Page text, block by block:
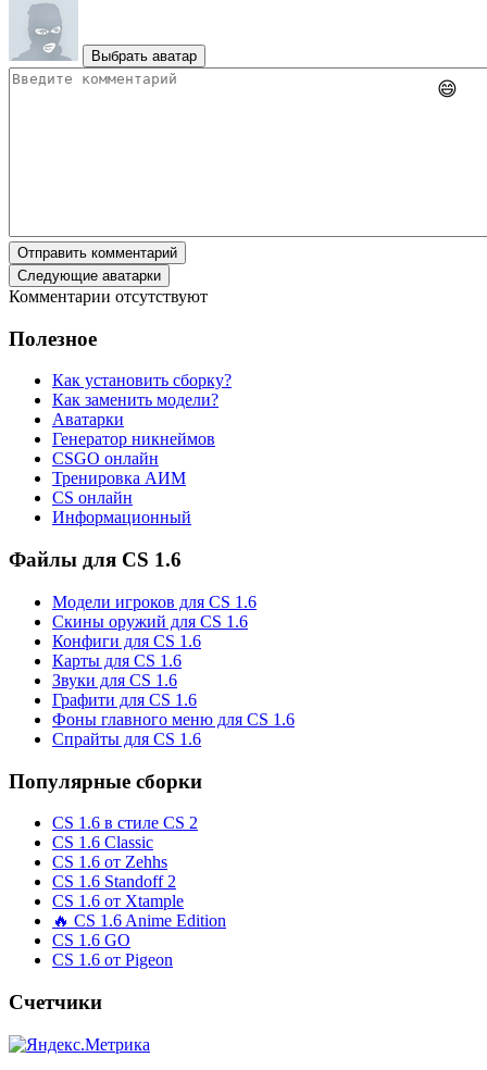
Выбрать аватар
😄
Отправить комментарий
Следующие аватарки
Комментарии отсутствуют
Полезное
Как установить сборку?
Как заменить модели?
Аватарки
Генератор никнеймов
CSGO онлайн
Тренировка АИМ
CS онлайн
Информационный
Файлы для CS 1.6
Модели игроков для CS 1.6
Скины оружий для CS 1.6
Конфиги для CS 1.6
Карты для CS 1.6
Звуки для CS 1.6
Графити для CS 1.6
Фоны главного меню для CS 1.6
Спрайты для CS 1.6
Популярные сборки
CS 1.6 в стиле CS 2
CS 1.6 Classic
CS 1.6 от Zehhs
CS 1.6 Standoff 2
CS 1.6 от Xtample
🔥 CS 1.6 Anime Edition
CS 1.6 GO
CS 1.6 от Pigeon
Счетчики